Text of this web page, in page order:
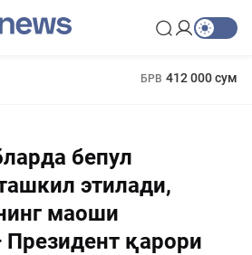
БРВ 412 000 сум
бепул
этилади,
маоши
қарори